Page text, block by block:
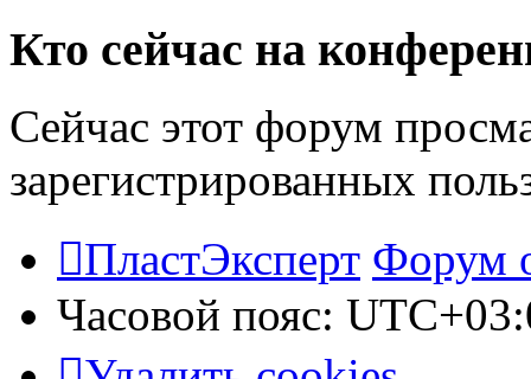
Кто сейчас на
Сейчас этот форум
зарегистрированных
ПластЭксперт Форум
Часовой пояс: